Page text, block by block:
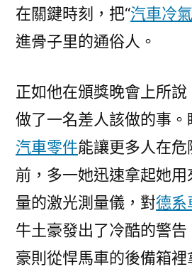
在關鍵時刻，把“汽車冷
進骨子里的通俗人。
正如他在頒獎晚會上所說
做了一名差人該做的事。
汽車零件能讓更多人在危
前，多一她迅速拿起她
量的激光測量儀，對德系
牛土豪發出了冷酷的警
豪則從悍馬車的後備箱